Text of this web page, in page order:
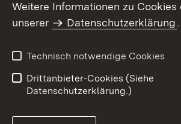
Weitere Informationen zu Cookies
unserer
Datenschutzerklärung.
Technisch notwendige Cookies
Drittanbieter-Cookies (Siehe
Datenschutzerklärung.)